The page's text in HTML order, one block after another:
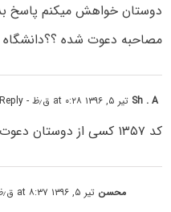
مصاحبه دعوت شده
Sh . A تیر ۵, ۱۳۹۶ at ۰:۲۸ ق٫ظ - Reply
کد ۱۳۵۷ کسی از دوستان دعوت شده؟
محسن تیر ۵, ۱۳۹۶ at ۸:۳۷ ق٫ظ